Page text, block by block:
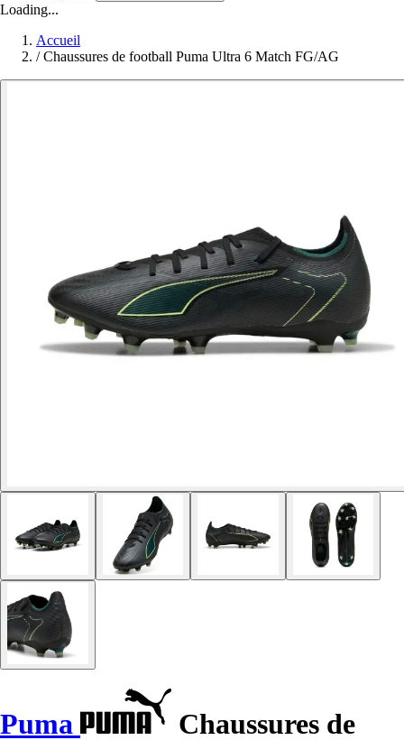
Loading...
Accueil
/ Chaussures de football Puma Ultra 6 Match FG/AG
Puma Chaussures de